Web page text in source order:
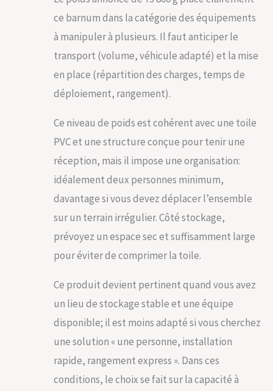
ce barnum dans la catégorie des équipements
à manipuler à plusieurs. Il faut anticiper le
transport (volume, véhicule adapté) et la mise
en place (répartition des charges, temps de
déploiement, rangement).
Ce niveau de poids est cohérent avec une toile
PVC et une structure conçue pour tenir une
réception, mais il impose une organisation:
idéalement deux personnes minimum,
davantage si vous devez déplacer l’ensemble
sur un terrain irrégulier. Côté stockage,
prévoyez un espace sec et suffisamment large
pour éviter de comprimer la toile.
Ce produit devient pertinent quand vous avez
un lieu de stockage stable et une équipe
disponible; il est moins adapté si vous cherchez
une solution « une personne, installation
rapide, rangement express ». Dans ces
conditions, le choix se fait sur la capacité à